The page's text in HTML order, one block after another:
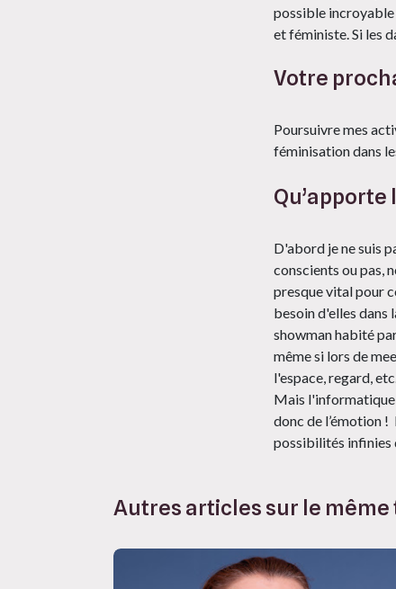
possible incroyable
et féministe. Si les
Votre
Poursuivre mes
féminisation dans
D'abord je ne suis
conscients ou pas,
presque vital pour
besoin d'elles dans
showman habité
même si lors de
l'espace, regard,
Mais l'informatique
donc de l’émotion
possibilités infinies
Autres articles sur le même